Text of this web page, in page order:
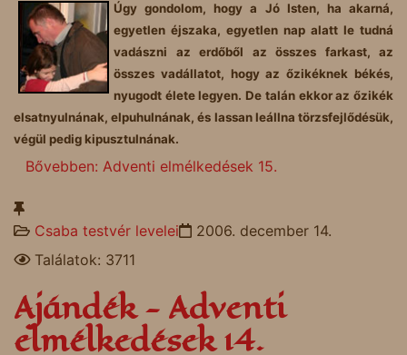
Úgy gondolom, hogy a Jó Isten, ha akarná,
egyetlen éjszaka, egyetlen nap alatt le tudná
vadászni az erdőből az összes farkast, az
összes vadállatot, hogy az őzikéknek békés,
nyugodt élete legyen. De talán ekkor az őzikék
elsatnyulnának, elpuhulnának, és lassan leállna törzsfejlődésük,
végül pedig kipusztulnának.
Bővebben: Adventi elmélkedések 15.
Csaba testvér levelei
2006. december 14.
Találatok: 3711
Ajándék - Adventi
elmélkedések 14.